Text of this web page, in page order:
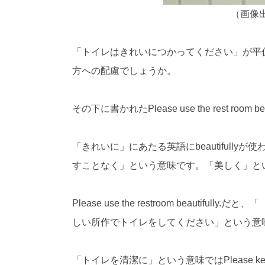
（画像
「トイレはきれいにつかってください」が
方への配慮でしょうか。
その下に書かれた Please use the rest room
「きれいに」にあたる英語にbeautifullyが使
すことなく」という意味です。「美しく」
Please use the restroom beautifully.だと、
しい所作でトイレをしてください」という
「トイレを清潔に」という意味ではPlease